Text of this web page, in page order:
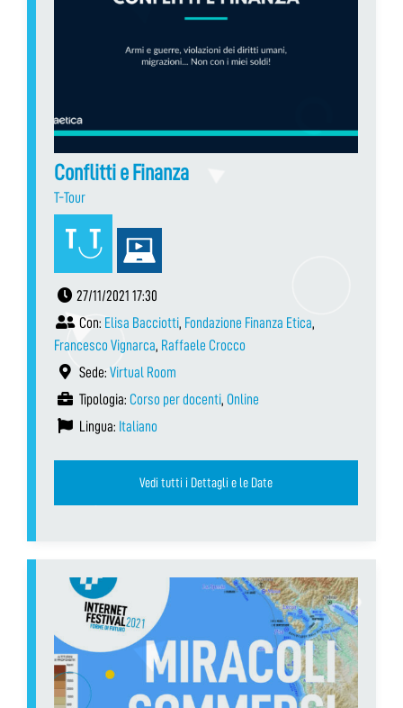
Conflitti e Finanza
T-Tour
27/11/2021 17:30
Con: Elisa Bacciotti, Fondazione Finanza Etica,
Francesco Vignarca, Raffaele Crocco
Sede: Virtual Room
Tipologia: Corso per docenti, Online
Lingua: Italiano
Vedi tutti i Dettagli e le Date